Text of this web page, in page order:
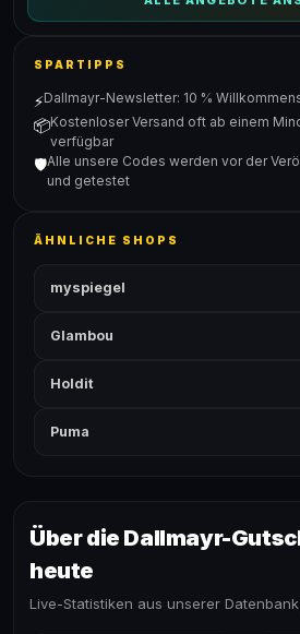
SPARTIPPS
⚡Dallmayr-Newsletter: 10 %
📦Kostenloser Versand oft ab einem
verfügbar
🛡️Alle unsere Codes werden vor der
und getestet
ÄHNLICHE SHOPS
myspiegel
Glambou
Holdit
Puma
Über die Dallmayr-
heute
Live-Statistiken aus unserer